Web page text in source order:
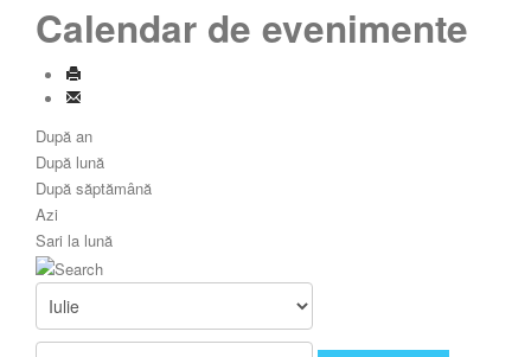
Calendar de evenimente
După an
După lună
După săptămână
Azi
Sari la lună